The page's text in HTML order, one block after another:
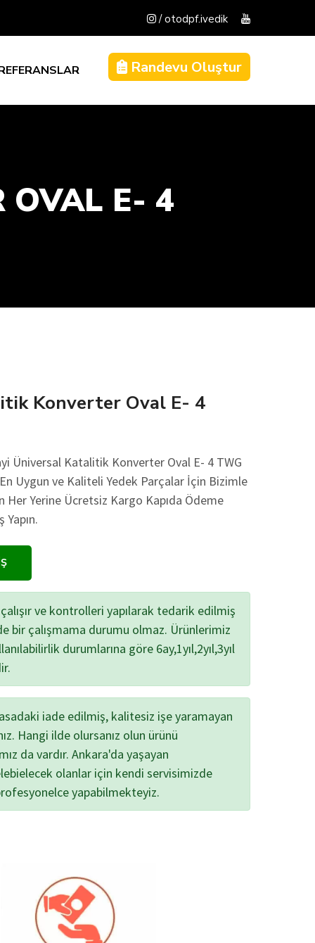
/ otodpf.ivedik
Randevu Oluştur
OVAL E- 4
Konverter Oval E- 4
Üniversal Katalitik Konverter Oval E- 4 TWG
En Uygun ve Kaliteli Yedek Parçalar İçin Bizimle
Her Yerine Ücretsiz Kargo Kapıda Ödeme
Yapın.
ve kontrolleri yapılarak tedarik edilmiş
bir çalışmama durumu olmaz. Ürünlerimiz
durumlarına göre 6ay,1yıl,2yıl,3yıl
iade edilmiş, kalitesiz işe yaramayan
Hangi ilde olursanız olun ürünü
da vardır. Ankara'da yaşayan
olanlar için kendi servisimizde
yapabilmekteyiz.